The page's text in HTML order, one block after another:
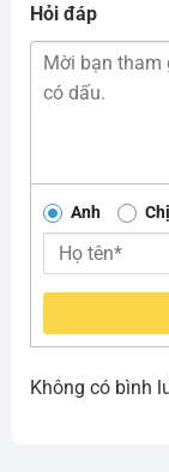
Hỏi đáp
Anh Chị
Không có bình